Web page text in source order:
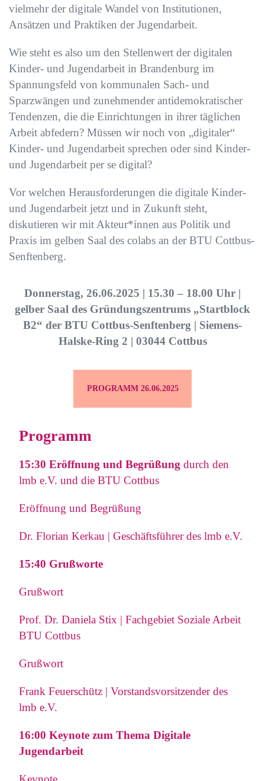
vielmehr der digitale Wandel von Institutionen,
Ansätzen und Praktiken der Jugendarbeit.
Wie steht es also um den Stellenwert der digitalen
Kinder- und Jugendarbeit in Brandenburg im
Spannungsfeld von kommunalen Sach- und
Sparzwängen und zunehmender antidemokratischer
Tendenzen, die die Einrichtungen in ihrer täglichen
Arbeit abfedern? Müssen wir noch von „digitaler“
Kinder- und Jugendarbeit sprechen oder sind Kinder-
und Jugendarbeit per se digital?
Vor welchen Herausforderungen die digitale Kinder-
und Jugendarbeit jetzt und in Zukunft steht,
diskutieren wir mit Akteur*innen aus Politik und
Praxis im gelben Saal des colabs an der BTU Cottbus-
Senftenberg.
Donnerstag, 26.06.2025 | 15.30 – 18.00 Uhr |
gelber Saal des Gründungszentrums „Startblock
B2“ der BTU Cottbus-Senftenberg | Siemens-
Halske-Ring 2 | 03044 Cottbus
PROGRAMM 26.06.2025
Programm
15:30 Eröffnung und Begrüßung durch den
lmb e.V. und die BTU Cottbus
Eröffnung und Begrüßung
Dr. Florian Kerkau | Geschäftsführer des lmb e.V.
15:40 Grußworte
Grußwort
Prof. Dr. Daniela Stix | Fachgebiet Soziale Arbeit
BTU Cottbus
Grußwort
Frank Feuerschütz | Vorstandsvorsitzender des
lmb e.V.
16:00 Keynote zum Thema Digitale
Jugendarbeit